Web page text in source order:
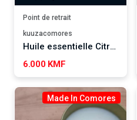
Point de retrait
kuuzacomores
Huile essentielle Citronnelle SALSABIL ART
6.000 KMF
Made In Comores